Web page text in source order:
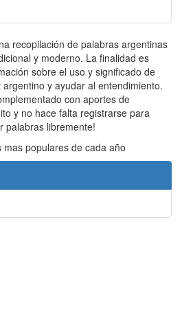
recopilación de palabras argentinas
y moderno. La finalidad es
sobre el uso y significado de
y ayudar al entendimiento.
con aportes de
y no hace falta registrarse para
palabras libremente!
populares de cada año